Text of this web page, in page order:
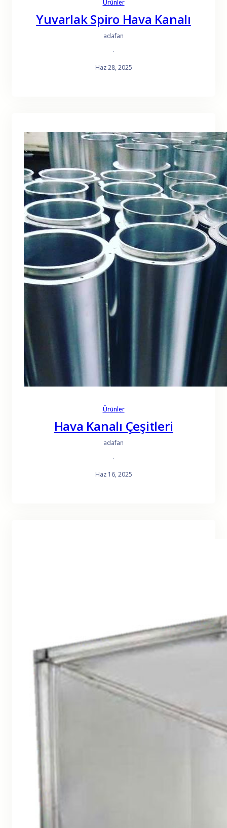
Ürünler
Yuvarlak Spiro Hava Kanalı
adafan
·
Haz 28, 2025
Ürünler
Hava Kanalı Çeşitleri
adafan
·
Haz 16, 2025